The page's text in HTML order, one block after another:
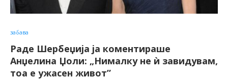
забава
Раде Шербеџија ја коментираше
Анџелина Џоли: „Нималку не ѝ завидувам,
тоа е ужасен живот”